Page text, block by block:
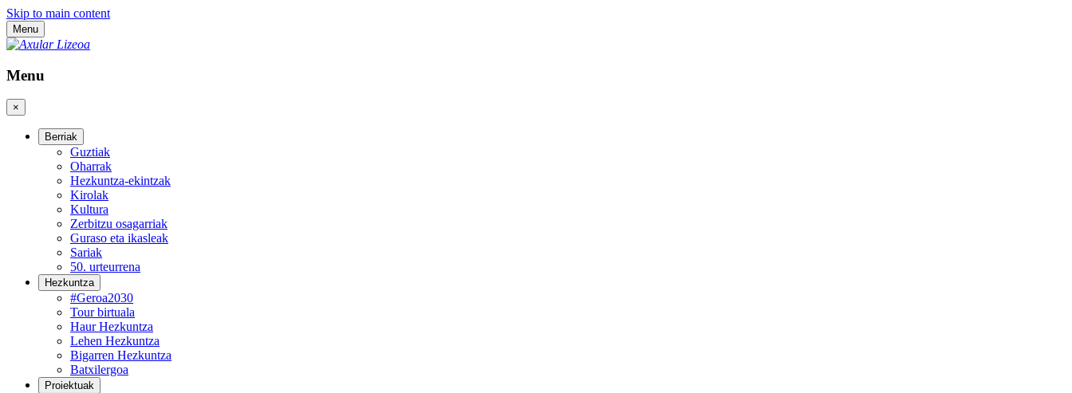
Skip to main content
Menu
Menu
×
Berriak
Guztiak
Oharrak
Hezkuntza-ekintzak
Kirolak
Kultura
Zerbitzu osagarriak
Guraso eta ikasleak
Sariak
50. urteurrena
Hezkuntza
#Geroa2030
Tour birtuala
Haur Hezkuntza
Lehen Hezkuntza
Bigarren Hezkuntza
Batxilergoa
Proiektuak